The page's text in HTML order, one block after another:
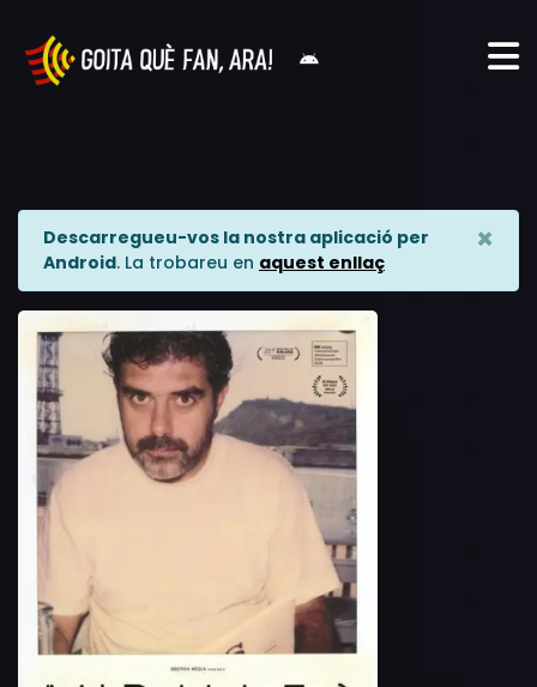
Descarregueu-vos la nostra aplicació per
Android. La trobareu en aquest enllaç
×